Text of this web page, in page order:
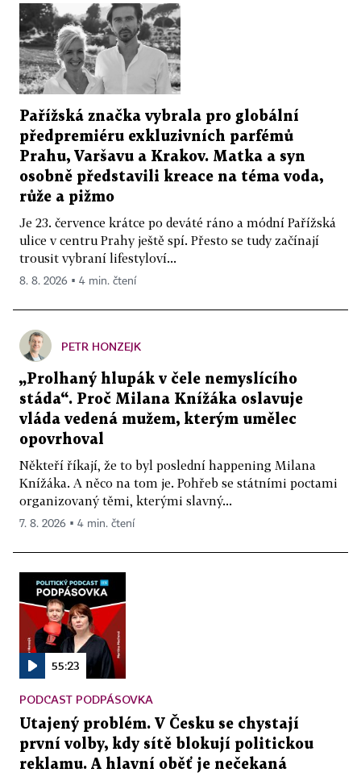
Pařížská značka vybrala pro globální
předpremiéru exkluzivních parfémů
Prahu, Varšavu a Krakov. Matka a syn
osobně představili kreace na téma voda,
růže a pižmo
Je 23. července krátce po deváté ráno a módní Pařížská
ulice v centru Prahy ještě spí. Přesto se tudy začínají
trousit vybraní lifestyloví...
8. 8. 2026 ▪ 4 min. čtení
PETR HONZEJK
„Prolhaný hlupák v čele nemyslícího
stáda“. Proč Milana Knížáka oslavuje
vláda vedená mužem, kterým umělec
opovrhoval
Někteří říkají, že to byl poslední happening Milana
Knížáka. A něco na tom je. Pohřeb se státními poctami
organizovaný těmi, kterými slavný...
7. 8. 2026 ▪ 4 min. čtení
55:23
PODCAST PODPÁSOVKA
Utajený problém. V Česku se chystají
první volby, kdy sítě blokují politickou
reklamu. A hlavní oběť je nečekaná